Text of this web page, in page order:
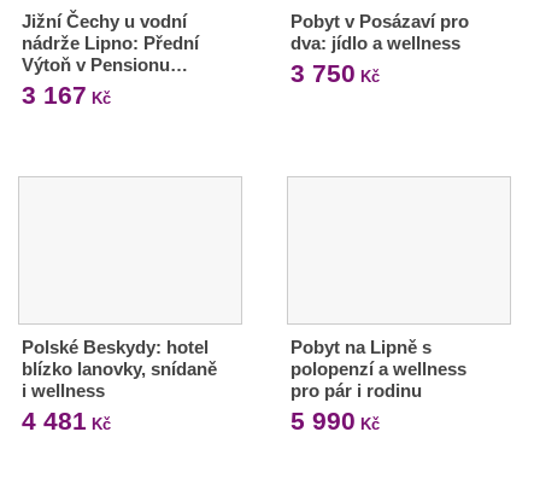
Jižní Čechy u vodní
nádrže Lipno: Přední
Výtoň v Pensionu…
3 167 Kč
Pobyt v Posázaví pro
dva: jídlo a wellness
3 750 Kč
Polské Beskydy: hotel
blízko lanovky, snídaně
i wellness
4 481 Kč
Pobyt na Lipně s
polopenzí a wellness
pro pár i rodinu
5 990 Kč